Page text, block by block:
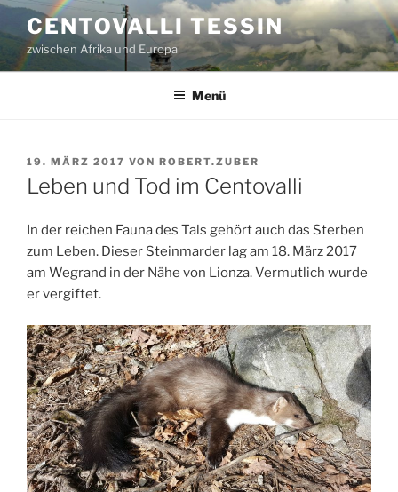
Zum
Inhalt
springen
CENTOVALLI TESSIN
zwischen Afrika und Europa
Menü
VERÖFFENTLICHT
AM
19. MÄRZ 2017 VON ROBERT.ZUBER
Leben und Tod im Centovalli
In der reichen Fauna des Tals gehört auch das Sterben
zum Leben. Dieser Steinmarder lag am 18. März 2017
am Wegrand in der Nähe von Lionza. Vermutlich wurde
er vergiftet.